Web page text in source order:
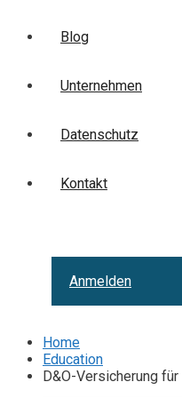
Blog
Unternehmen
Datenschutz
Kontakt
Anmelden
Home
Education
D&O-Versicherung